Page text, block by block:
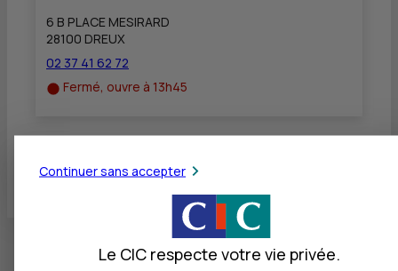
6 B PLACE MESIRARD
28100 DREUX
02 37 41 62 72
Fermé, ouvre à 13h45
Toutes les localités
Continuer sans accepter
Le CIC respecte votre vie privée.